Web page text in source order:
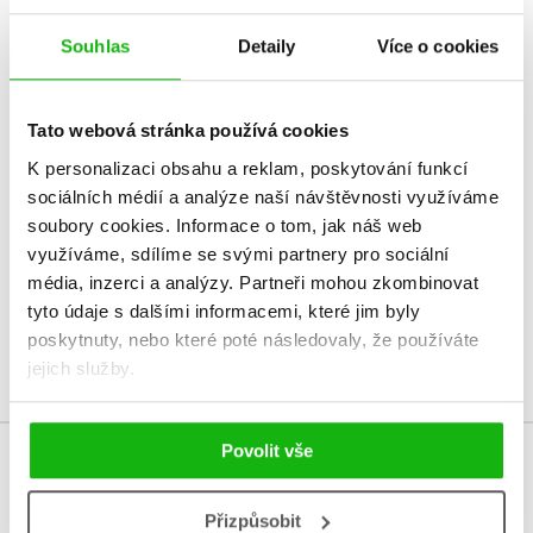
Souhlas Detaily Více o cookies
Tato webová stránka používá cookies
K personalizaci obsahu a reklam, poskytování funkcí
sociálních médií a analýze naší návštěvnosti využíváme
soubory cookies. Informace o tom, jak náš web
využíváme, sdílíme se svými partnery pro sociální
média, inzerci a analýzy. Partneři mohou zkombinovat
tyto údaje s dalšími informacemi, které jim byly
poskytnuty, nebo které poté následovaly, že používáte
jejich služby.
Povolit vše
Přizpůsobit
HODNOCENÍ ČTENÁŘŮ
02.11.2021
Zajímavý a určitě užitečný. Mělo by se o ní víc vědět
Vaše hodnocení
Uživatelskou recenzi mohou vkládat pouze registrovaní uživatelé
Přihlásit
MOHLO BY VÁS TAKÉ ZAJÍMAT